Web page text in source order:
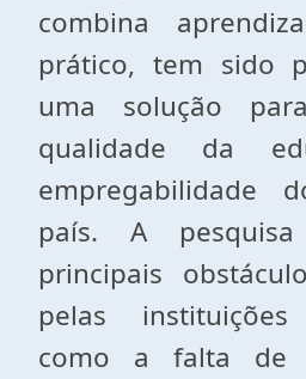
combina
prático, tem sido
uma solução
qualidade da
empregabilidade
país. A
principais
pelas instituições
como a falta de